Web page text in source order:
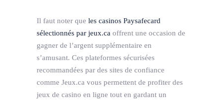
Il faut noter que les casinos Paysafecard
sélectionnés par jeux.ca offrent une occasion de
gagner de l’argent supplémentaire en
s’amusant. Ces plateformes sécurisées
recommandées par des sites de confiance
comme Jeux.ca vous permettent de profiter des
jeux de casino en ligne tout en gardant un